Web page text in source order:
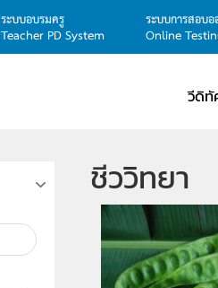
ระบบอบรมครู
Teacher PD System
ระบบการสอบ
Online
วีดิ
ชีววิทยา